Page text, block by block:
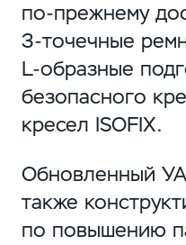
по-прежнему
3-точечные
L-образные
безопасного
кресел ISOFIX.
Обновленный
также
по повышению